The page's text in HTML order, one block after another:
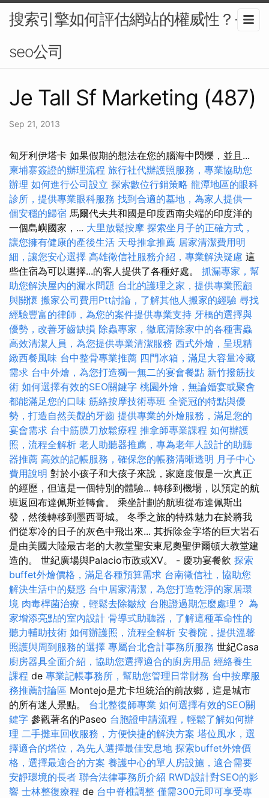
搜索引擎如何評估網站的權威性？-
seo公司
Je Tall Sf Marketing (487)
Sep 21, 2013
匈牙利伊塔卡 如果假期的想法在您的腦海中閃爍，並且...
柬埔寨簽證的辦理流程 旅行社代辦護照服務，專業協助您
辦理 如何進行公司設立 探索數位行銷策略 龍潭地區的眼科
診所，提供專業眼科服務 找到合適的墓地，為家人提供一
個安穩的歸宿 馬爾代夫共和國是印度西南尖端的印度洋的
一個島嶼國家，... 大里放鬆按摩 探索坐月子的正確方式，
讓您擁有健康的產後生活 天母推拿推薦 居家清潔費用明
細，讓您安心選擇 高雄徵信社服務介紹，專業解決疑慮 這
些住宿為可以選擇...的客人提供了各種好處。 抓漏專家，幫
助您解決屋內的漏水問題 台北的護理之家，提供專業照顧
與關懷 搬家公司費用Ptt討論，了解其他人搬家的經驗 尋找
經驗豐富的律師，為您的案件提供專業支持 牙橋的選擇與
優勢，改善牙齒缺損 除蟲專家，徹底清除家中的各種害蟲
高效清潔人員，為您提供專業清潔服務 西式外燴，呈現精
緻西餐風味 台中整骨專業推薦 四門冰箱，滿足大容量冷藏
需求 台中外燴，為您打造獨一無二的宴會餐點 新竹撥筋技
術 如何選擇有效的SEO關鍵字 桃園外燴，無論婚宴或聚會
都能滿足您的口味 筋絡按摩技術專班 全瓷冠的特點與優
勢，打造自然美觀的牙齒 提供專業的外燴服務，滿足您的
宴會需求 台中筋膜刀放鬆療程 推拿師專業課程 如何辦護
照，流程全解析 老人助聽器推薦，專為老年人設計的助聽
器推薦 高效的記帳服務，確保您的帳務清晰透明 月子中心
費用說明 對於小孩子和大孩子來說，家庭度假是一次真正
的經歷，但這是一個特別的體驗... 轉移到機場，以預定的航
班返回布達佩斯並轉會。 乘坐計劃的航班從布達佩斯出
發，然後轉移到墨西哥城。 冬季之旅的特殊魅力在於將我
們從寒冷的日子的灰色中飛出來... 其拆除金字塔的巨大岩石
是由美國大陸最古老的大教堂聖安東尼奧聖伊爾頓大教堂建
造的​​。 世紀廣場與Palacio市政或XV。 - 慶功宴餐飲 探索
buffet外燴價格，滿足各種預算需求 台南徵信社，協助您
解決生活中的疑惑 台中居家清潔，為您打造乾淨的家居環
境 肉毒桿菌治療，輕鬆去除皺紋 台胞證過期怎麼處理？ 為
家增添亮點的室內設計 骨導式助聽器，了解這種革命性的
聽力輔助技術 如何辦護照，流程全解析 安養院，提供溫馨
照護與周到服務的選擇 專屬台北會計事務所服務 世紀Casa
廚房器具全面介紹，協助您選擇適合的廚房用品 經絡養生
課程 de 專業記帳事務所，幫助您管理日常財務 台中按摩服
務推薦討論區 Montejo是尤卡坦統治的前故鄉，這是城市
的所有迷人景點。 台北整復師專業 如何選擇有效的SEO關
鍵字 參觀著名的Paseo 台胞證申請流程，輕鬆了解如何辦
理 二手攤車回收服務，方便快捷的解決方案 塔位風水，選
擇適合的塔位，為先人選擇最佳安息地 探索buffet外燴價
格，選擇最適合的方案 養護中心的單人房設施，適合需要
安靜環境的長者 聯合法律事務所介紹 RWD設計對SEO的影
響 士林整復療程 de 台中脊椎調整 僅需300元即可享受專